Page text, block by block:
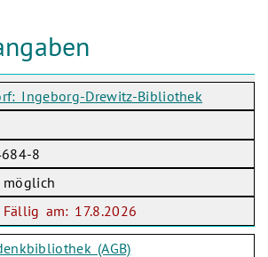
Ingeborg-Drewitz-Bibliothek
8
möglich
am: 17.8.2026
(AGB)